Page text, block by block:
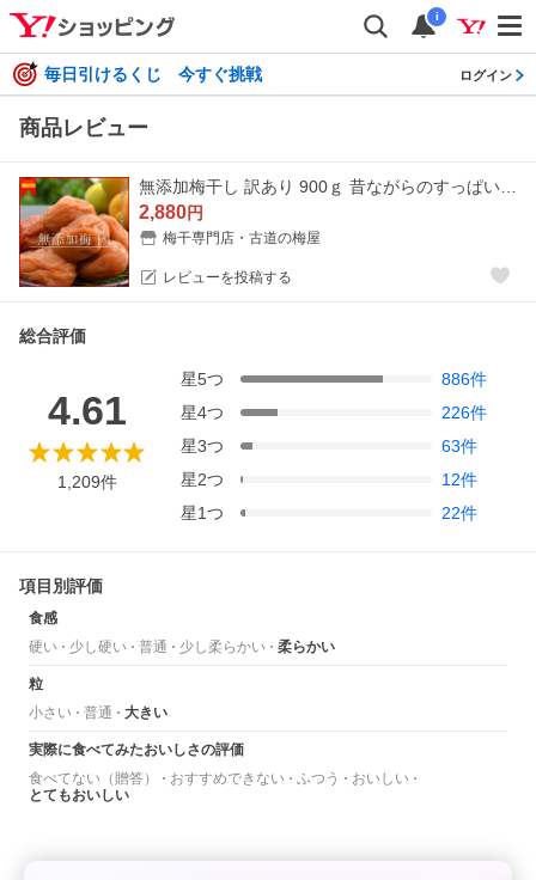
i
毎日引けるくじ 今すぐ挑戦 ログイン
商品レビュー
2,880円
梅干専門店・古道の梅屋
レビューを投稿する
総合評価
4.61
1,209件
星5つ 886件
星4つ 226件
星3つ 63件
星2つ 12件
星1つ 22件
項目別評価
食感
硬い
少し硬い 普通 少し柔らかい 柔らかい
粒
小さい
普通 大きい
実際に食べてみたおいしさの評価
食べてない（贈答）
おすすめできない ふつう
おいしい
とてもおいしい